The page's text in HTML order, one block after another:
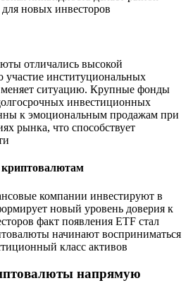
новых инвесторов
отличались высокой
участие институциональных
меняет ситуацию. Крупные фонды
инвестиционных
к эмоциональным продажам при
рынка, что способствует
компании инвестируют в
новый уровень доверия к
факт появления ETF стал
начинают восприниматься
класс активов
напрямую